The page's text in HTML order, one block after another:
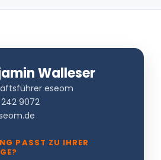
Walleser
eseom
9072
PASST ZU IHRER